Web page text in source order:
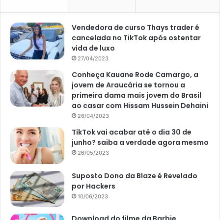
orgânicos podem ajudar a ter um crescimento mais
acelerado da palmeira-ráfia.
Imagem: Casa Vogue
Vendedora de curso Thays trader é
cancelada no TikTok após ostentar
vida de luxo
27/04/2023
Conheça Kauane Rode Camargo, a
jovem de Araucária se tornou a
primeira dama mais jovem do Brasil
ao casar com Hissam Hussein Dehaini
26/04/2023
TikTok vai acabar até o dia 30 de
junho? saiba a verdade agora mesmo
26/05/2023
Suposto Dono da Blaze é Revelado
por Hackers
10/06/2023